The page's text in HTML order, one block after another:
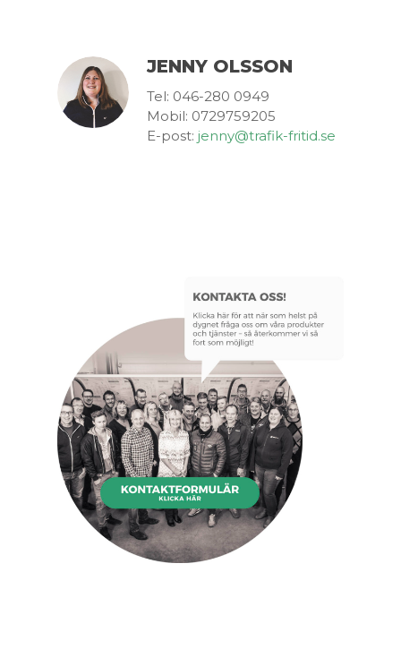
JENNY OLSSON
Tel: 046-280 0949
Mobil: 0729759205
E-post: jenny@trafik-fritid.se